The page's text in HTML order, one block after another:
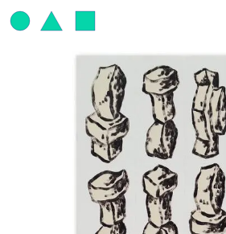
JEAN-PAUL
CATALOGUE DES